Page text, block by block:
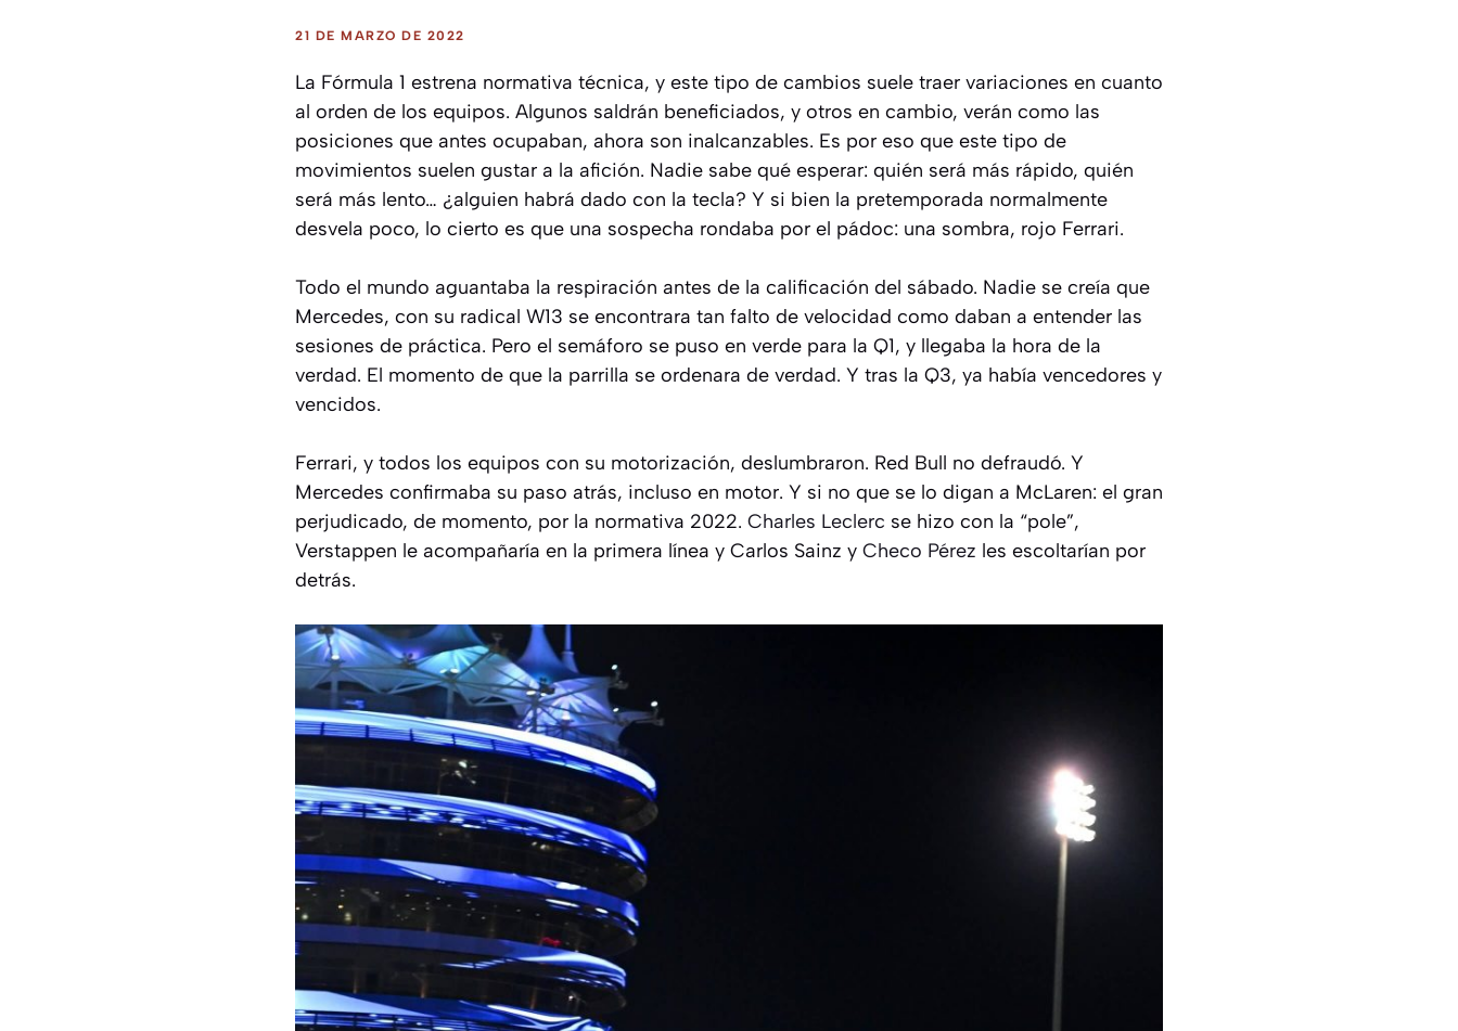
21 DE MARZO DE 2022
La Fórmula 1 estrena normativa técnica, y este tipo de cambios suele traer variaciones en cuanto
al orden de los equipos. Algunos saldrán beneficiados, y otros en cambio, verán como las
posiciones que antes ocupaban, ahora son inalcanzables. Es por eso que este tipo de
movimientos suelen gustar a la afición. Nadie sabe qué esperar: quién será más rápido, quién
será más lento… ¿alguien habrá dado con la tecla? Y si bien la pretemporada normalmente
desvela poco, lo cierto es que una sospecha rondaba por el pádoc: una sombra, rojo Ferrari.
Todo el mundo aguantaba la respiración antes de la calificación del sábado. Nadie se creía que
Mercedes, con su radical W13 se encontrara tan falto de velocidad como daban a entender las
sesiones de práctica. Pero el semáforo se puso en verde para la Q1, y llegaba la hora de la
verdad. El momento de que la parrilla se ordenara de verdad. Y tras la Q3, ya había vencedores y
vencidos.
Ferrari, y todos los equipos con su motorización, deslumbraron. Red Bull no defraudó. Y
Mercedes confirmaba su paso atrás, incluso en motor. Y si no que se lo digan a McLaren: el gran
perjudicado, de momento, por la normativa 2022. Charles Leclerc se hizo con la “pole”,
Verstappen le acompañaría en la primera línea y Carlos Sainz y Checo Pérez les escoltarían por
detrás.